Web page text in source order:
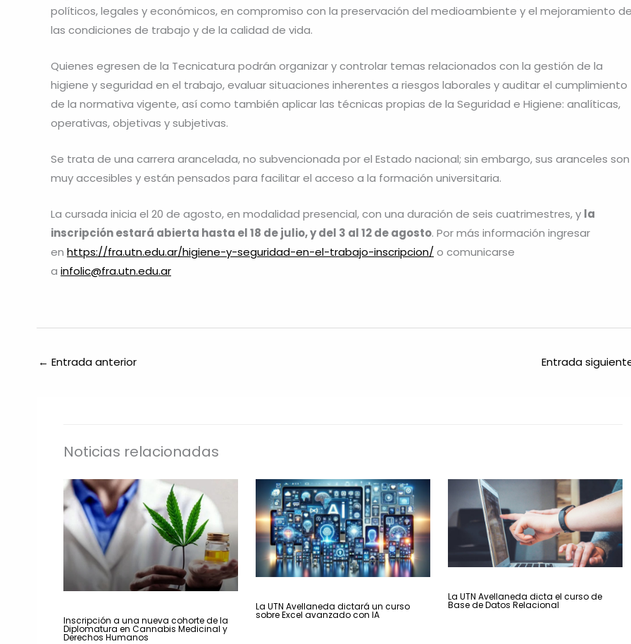
políticos, legales y económicos, en compromiso con la preservación del medioambiente y el mejoramiento
las condiciones de trabajo y de la calidad de vida.
Quienes egresen de la Tecnicatura podrán organizar y controlar temas relacionados con la gestión de la
higiene y seguridad en el trabajo, evaluar situaciones inherentes a riesgos laborales y auditar el cumplimiento
de la normativa vigente, así como también aplicar las técnicas propias de la Seguridad e Higiene: analíticas,
operativas, objetivas y subjetivas.
Se trata de una carrera arancelada, no subvencionada por el Estado nacional; sin embargo, sus aranceles son
muy accesibles y están pensados para facilitar el acceso a la formación universitaria.
La cursada inicia el 20 de agosto, en modalidad presencial, con una duración de seis cuatrimestres, y la
inscripción estará abierta hasta el 18 de julio, y del 3 al 12 de agosto. Por más información ingresar
en https://fra.utn.edu.ar/higiene-y-seguridad-en-el-trabajo-inscripcion/ o comunicarse
a infolic@fra.utn.edu.ar
← Entrada anterior Entrada
Noticias relacionadas
Inscripción a una nueva cohorte de la
Diplomatura en Cannabis Medicinal y
Derechos Humanos
La UTN Avellaneda dictará un curso
sobre Excel avanzado con IA
La UTN Avellaneda dicta el curso de
Base de Datos Relacional